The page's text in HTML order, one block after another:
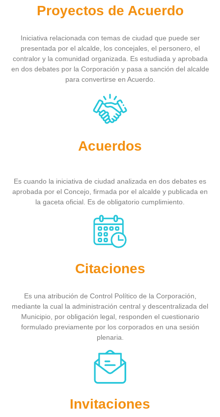
Proyectos de Acuerdo
Iniciativa relacionada con temas de ciudad que puede ser
presentada por el alcalde, los concejales, el personero, el
contralor y la comunidad organizada. Es estudiada y aprobada
en dos debates por la Corporación y pasa a sanción del alcalde
para convertirse en Acuerdo.
Acuerdos
Es cuando la iniciativa de ciudad analizada en dos debates es
aprobada por el Concejo, firmada por el alcalde y publicada en
la gaceta oficial. Es de obligatorio cumplimiento.
Citaciones
Es una atribución de Control Político de la Corporación,
mediante la cual la administración central y descentralizada del
Municipio, por obligación legal, responden el cuestionario
formulado previamente por los corporados en una sesión
plenaria.
Invitaciones